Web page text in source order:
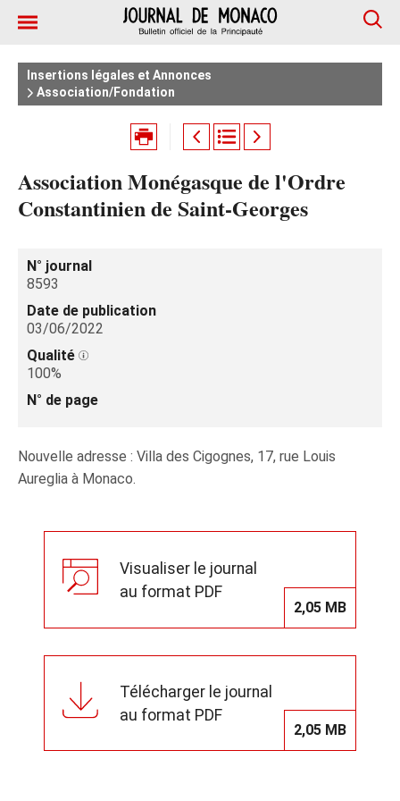
Insertions légales et Annonces
Association/Fondation
Association Monégasque de l'Ordre
Constantinien de Saint-Georges
N° journal
8593
Date de publication
03/06/2022
Qualité
100%
N° de page
Nouvelle adresse : Villa des Cigognes, 17, rue Louis
Aureglia à Monaco.
Visualiser le journal
au format PDF
2,05 MB
Télécharger le journal
au format PDF
2,05 MB